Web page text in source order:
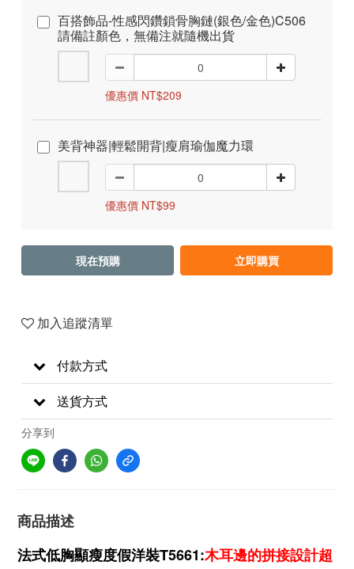
百搭飾品-性感閃鑽鎖骨胸鏈(銀色/金色)C506
請備註顏色，無備注就隨機出貨
優惠價 NT$209
美背神器|輕鬆開背|瘦肩瑜伽魔力環
優惠價 NT$99
現在預購 立即購買
加入追蹤清單
付款方式
送貨方式
分享到
商品描述
法式低胸顯瘦度假洋裝T5661:木耳邊的拼接設計超